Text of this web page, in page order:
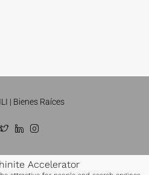
| Bienes Raíces
Accelerator